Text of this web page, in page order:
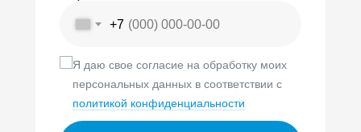
+7
Я даю свое согласие на обработку моих
персональных данных в соответствии с
политикой конфиденциальности